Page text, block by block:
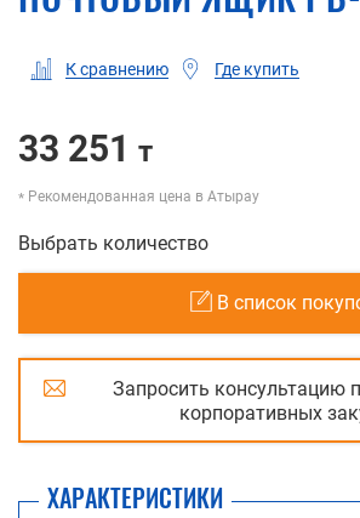
К сравнению Где купить
33 251 т
Рекомендованная цена в Атырау
Выбрать количество
В список
Запросить консультацию
корпоративных
ХАРАКТЕРИСТИКИ